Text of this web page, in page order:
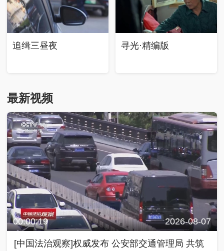
追缉三昼夜 寻光·精编版
最新视频
00:00:19 2026-08-07
[中国法治观察]权威发布 公安部交通管理局 共筑